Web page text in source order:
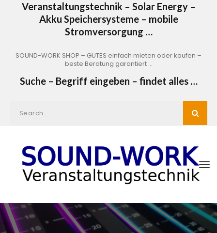
Veranstaltungstechnik – Solar Energy –
Akku Speichersysteme – mobile
Stromversorgung …
SOUND-WORK SHOP – GUTES einfach mieten oder kaufen –
beste Beratung garantiert …
Suche – Begriff eingeben – findet alles …